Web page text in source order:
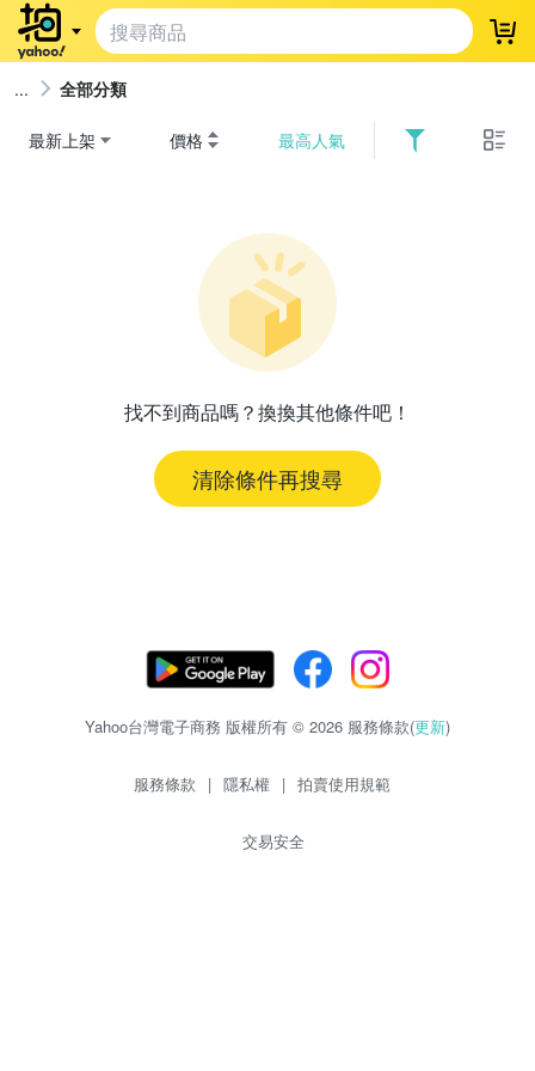
登
全部分類
最新上架 價格 最高人氣
找不到商品嗎？換換其他條件吧！
清除條件再搜尋
Yahoo台灣電子商務 版權所有 © 2026 服務條款(更新)
服務條款 | 隱私權 | 拍賣使用規範
交易安全